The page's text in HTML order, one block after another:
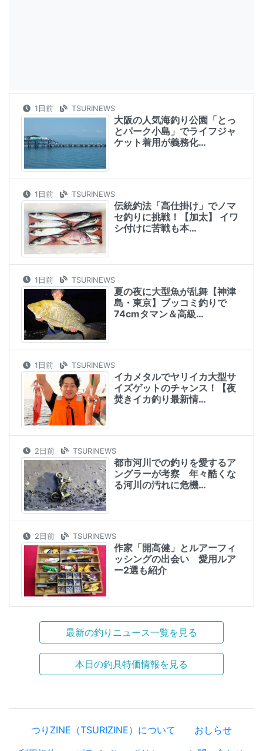
1日前 TSURINEWS
大阪の人気海釣り公園「とっ
とパーク小島」でライフジャ
ケット着用が義務化…
1日前 TSURINEWS
伝統釣法「高仕掛け」でノマ
セ釣りに挑戦！【加太】 イワ
シ付けに苦戦も本…
1日前 TSURINEWS
夏の夜に大型魚が乱舞【神津
島・東京】ブッコミ釣りで
74cmタマン＆高級…
1日前 TSURINEWS
イカメタルでヤリイカ大型サ
イズゲットのチャンス！【夜
焚きイカ釣り最新情…
2日前 TSURINEWS
都市河川での釣りを愛するア
ングラーが考察 年々酷くな
る河川の汚れに危機…
2日前 TSURINEWS
作家「開高健」とルアーフィ
ッシングの出会い 愛用ルア
ー2選も紹介
最新の釣りニュース一覧を見る
本日の釣具特価情報を見る
つりZINE（TSURIZINE）について
おしらせ